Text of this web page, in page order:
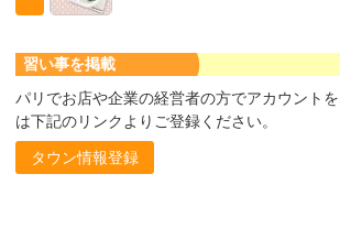
習い事を掲載
パリでお店や企業の経営者の方でアカウント
は下記のリンクよりご登録ください。
タウン情報登録